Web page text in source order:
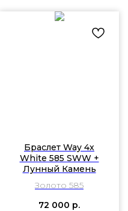
Браслет Way 4х
White 585 SWW +
Лунный Камень
Золото 585
72 000 р.